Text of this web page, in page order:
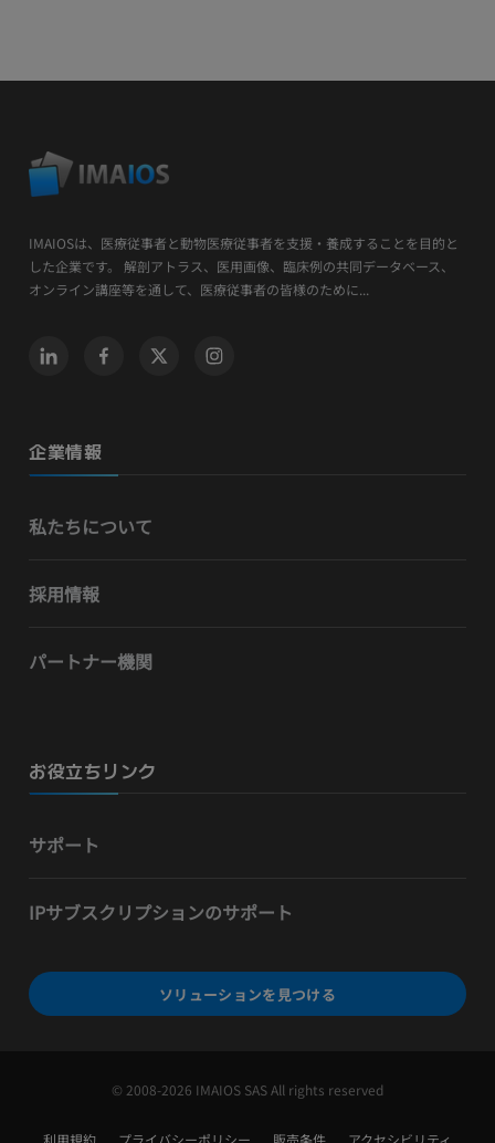
IMAIOSは、医療従事者と動物医療従事者を支援・養成することを目的と
した企業です。 解剖アトラス、医用画像、臨床例の共同データベース、
オンライン講座等を通して、医療従事者の皆様のために...
企業情報
私たちについて
採用情報
パートナー機関
お役立ちリンク
サポート
IPサブスクリプションのサポート
ソリューションを見つける
© 2008-2026 IMAIOS SAS All rights reserved
利用規約 プライバシーポリシー 販売条件 アクセシビリティ